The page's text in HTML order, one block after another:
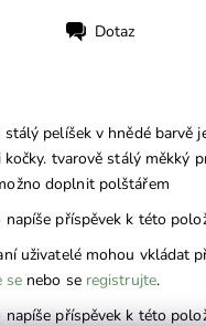
Dotaz
pelíšek v hnědé barvě
tvarově stálý měkký
doplnit polštářem
příspěvek k této
uživatelé mohou vkládat
senebo se registrujte.
příspěvek k této